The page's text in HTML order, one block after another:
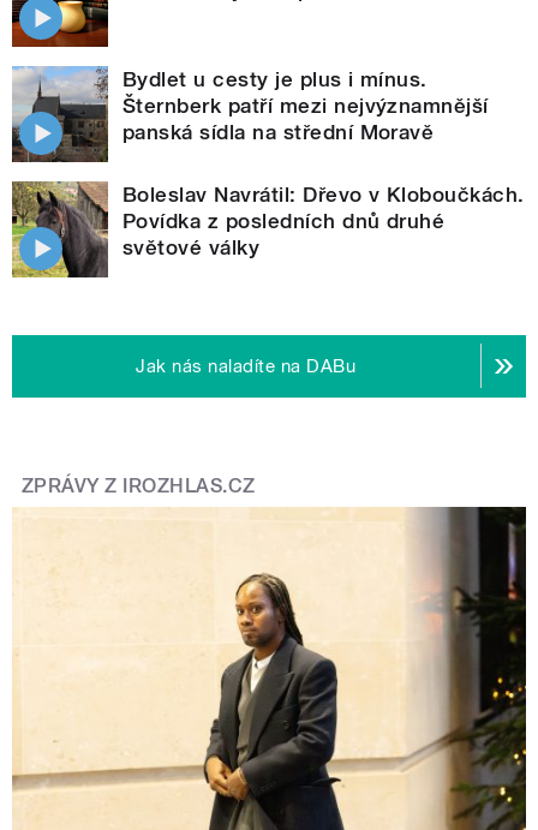
Bydlet u cesty je plus i mínus.
Šternberk patří mezi nejvýznamnější
panská sídla na střední Moravě
Boleslav Navrátil: Dřevo v Kloboučkách.
Povídka z posledních dnů druhé
světové války
Jak nás naladíte na DABu
ZPRÁVY Z IROZHLAS.CZ